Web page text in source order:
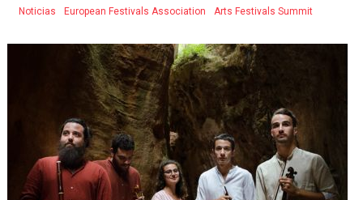
Noticias European Festivals Association Arts Festivals Summit